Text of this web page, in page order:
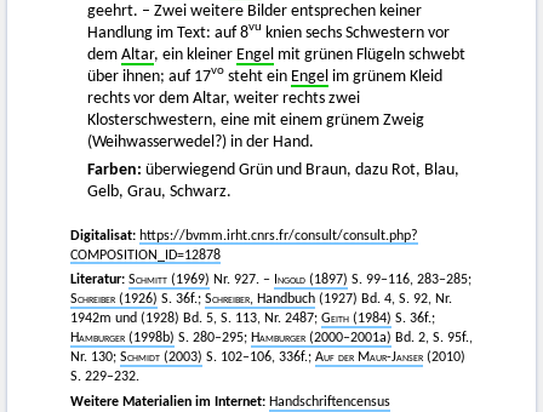
geehrt. – Zwei weitere Bilder entsprechen keiner
Handlung im Text: auf 8vu knien sechs Schwestern vor
dem Altar, ein kleiner Engel mit grünen Flügeln schwebt
über ihnen; auf 17vo steht ein Engel im grünem Kleid
rechts vor dem Altar, weiter rechts zwei
Klosterschwestern, eine mit einem grünem Zweig
(Weihwasserwedel?) in der Hand.
Farben: überwiegend Grün und Braun, dazu Rot, Blau,
Gelb, Grau, Schwarz.
Digitalisat: https://bvmm.irht.cnrs.fr/consult/consult.php?
COMPOSITION_ID=12878
Literatur: Schmitt (1969) Nr. 927. – Ingold (1897) S. 99–116, 283–285;
Schreiber (1926) S. 36f.; Schreiber, Handbuch (1927) Bd. 4, S. 92, Nr.
1942m und (1928) Bd. 5, S. 113, Nr. 2487; Geith (1984) S. 36f.;
Hamburger (1998b) S. 280–295; Hamburger (2000–2001a) Bd. 2, S. 95f.,
Nr. 130; Schmidt (2003) S. 102–106, 336f.; Auf der Maur-Janser (2010)
S. 229–232.
Weitere Materialien im Internet: Handschriftencensus